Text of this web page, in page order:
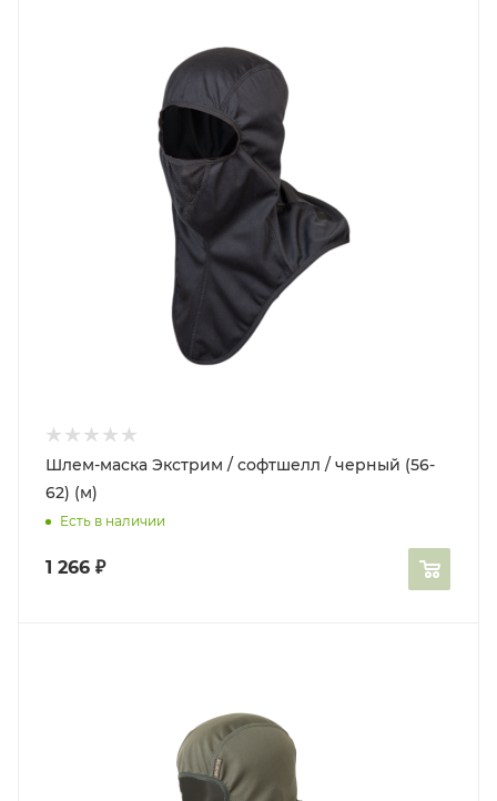
Шлем-маска Экстрим / софтшелл / черный (56-
62) (м)
Есть в наличии
1 266 ₽